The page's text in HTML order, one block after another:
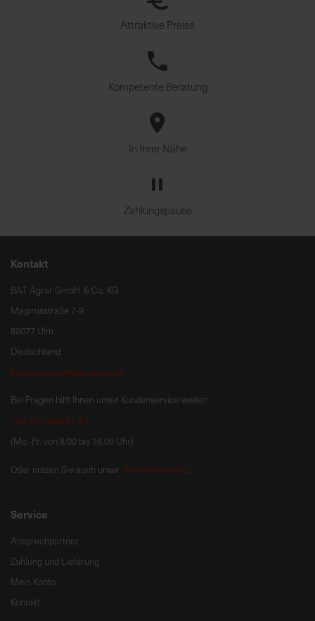
Attraktive Preise
Kompetente Beratung
In Ihrer Nähe
Zahlungspause
Kontakt
BAT Agrar GmbH & Co. KG
Magirusstraße 7-9
89077 Ulm
Deutschland
hug.zentrale@bat-agrar.de
Bei Fragen hilft Ihnen unser Kundenservice weiter:
+49 251 60957 47
(Mo.-Fr. von 8.00 bis 16.00 Uhr)
Oder nutzen Sie auch unser Onlineformular.
Service
Ansprechpartner
Zahlung und Lieferung
Mein Konto
Kontakt